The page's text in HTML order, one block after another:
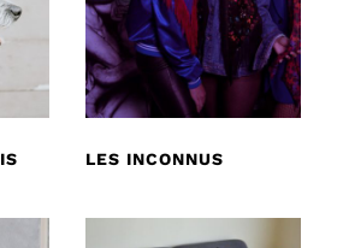
LES INCONNUS